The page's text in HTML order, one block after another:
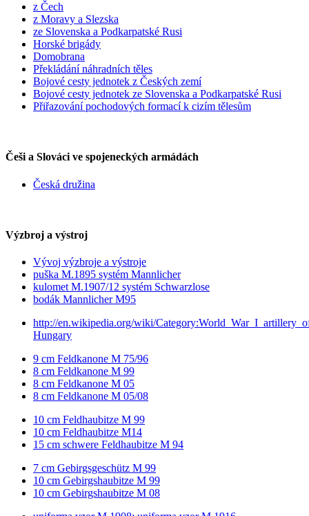
z Čech
z Moravy a Slezska
ze Slovenska a Podkarpatské Rusi
Horské brigády
Domobrana
Překládání náhradních těles
Bojové cesty jednotek z Českých zemí
Bojové cesty jednotek ze Slovenska a Podkarpatské Rusi
Přiřazování pochodových formací k cizím tělesům
Češi a Slováci ve spojeneckých armádách
Česká družina
Výzbroj a výstroj
Vývoj výzbroje a výstroje
puška M.1895 systém Mannlicher
kulomet M.1907/12 systém Schwarzlose
bodák Mannlicher M95
http://en.wikipedia.org/wiki/
Hungary
9 cm Feldkanone M 75/96
8 cm Feldkanone M 99
8 cm Feldkanone M 05
8 cm Feldkanone M 05/08
10 cm Feldhaubitze M 99
10 cm Feldhaubitze M14
15 cm schwere Feldhaubitze M 94
7 cm Gebirgsgeschütz M 99
10 cm Gebirgshaubitze M 99
10 cm Gebirgshaubitze M 08